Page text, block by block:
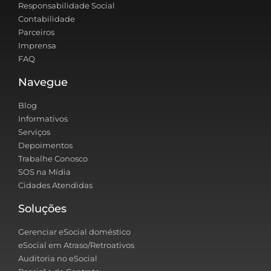
Responsabilidade Social
Contabilidade
Parceiros
Imprensa
FAQ
Navegue
Blog
Informativos
Serviços
Depoimentos
Trabalhe Conosco
SOS na Mídia
Cidades Atendidas
Soluções
Gerenciar eSocial doméstico
eSocial em Atraso/Retroativos
Auditoria no eSocial